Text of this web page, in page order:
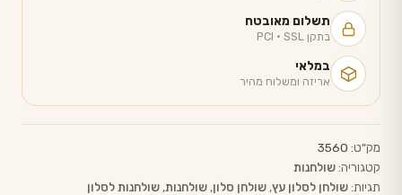
תשלום מאובטח
בתקן PCI · SSL
במלאי
אריזה ומשלוח מהיר
מק"ט: 3560
קטגוריה:שולחנות
תגיות:שולחן לסלון עץ, שולחן סלון, שולחנות, שולחנות לסלון